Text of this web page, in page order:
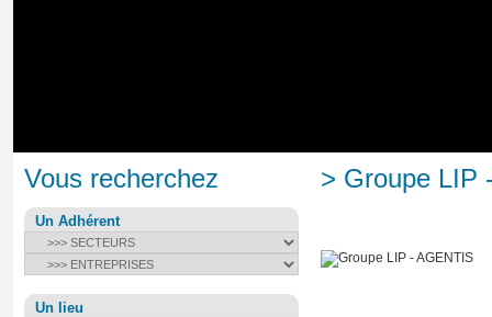
Vous recherchez
Un Adhérent
Un lieu
> Groupe LIP